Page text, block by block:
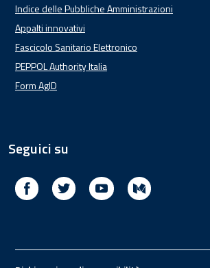
Indice delle Pubbliche Amministrazioni
Appalti innovativi
Fascicolo Sanitario Elettronico
PEPPOL Authority Italia
Form AgID
Seguici su
Facebook Twitter Youtube